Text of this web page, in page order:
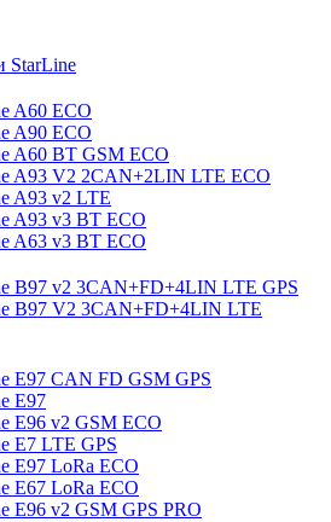
StarLine
A60 ECO
A90 ECO
A60 BT GSM ECO
A93 V2 2CAN+2LIN LTE ECO
A93 v2 LTE
A93 v3 BT ECO
A63 v3 BT ECO
B97 v2 3CAN+FD+4LIN LTE GPS
B97 V2 3CAN+FD+4LIN LTE
E97 CAN FD GSM GPS
E97
E96 v2 GSM ECO
E7 LTE GPS
E97 LoRa ECO
E67 LoRa ECO
E96 v2 GSM GPS PRO